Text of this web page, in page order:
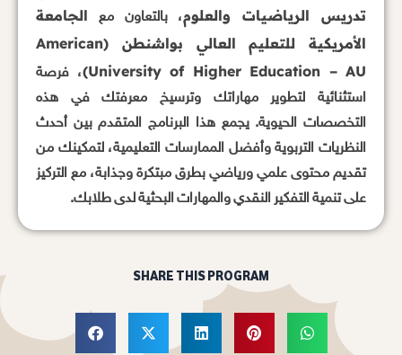
تدريس الرياضيات والعلوم، بالتعاون مع الجامعة
الأمريكية للتعليم العالي بواشنطن (American
University of Higher Education – AU) ، فرصة
استثنائية لتطوير مهاراتك وترسيخ معرفتك في هذه
التخصصات الحيوية. يجمع هذا البرنامج المتقدم بين أحدث
النظريات التربوية وأفضل الممارسات التعليمية، لتمكينك من
تقديم محتوى علمي ورياضي بطرق مبتكرة وجذابة، مع التركيز
على تنمية التفكير النقدي والمهارات البحثية لدى طلابك.
SHARE THIS PROGRAM